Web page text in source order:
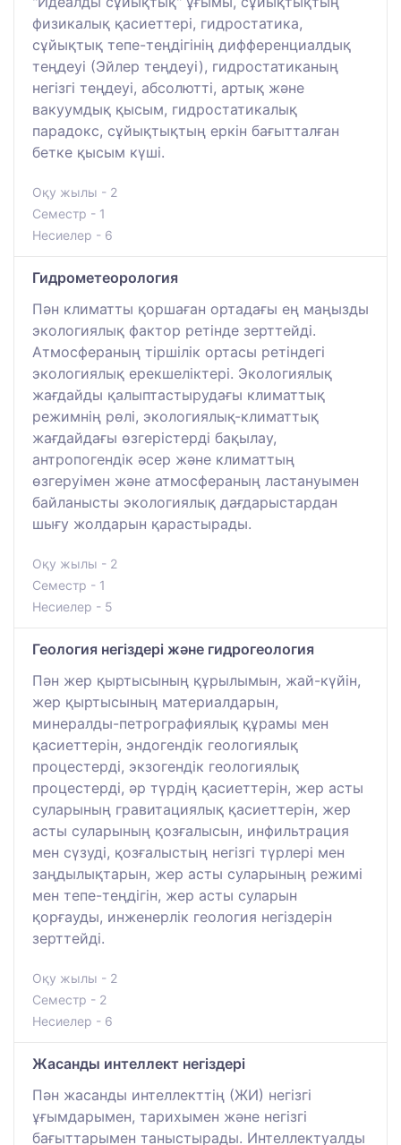
физикалық қасиеттері, гидростатика,
сұйықтық тепе-теңдігінің дифференциалдық
теңдеуі (Эйлер теңдеуі), гидростатиканың
негізгі теңдеуі, абсолютті, артық және
вакуумдық қысым, гидростатикалық
парадокс, сұйықтықтың еркін бағытталған
бетке қысым күші.
Оқу жылы - 2
Семестр - 1
Несиелер - 6
Гидрометеорология
Пән климатты қоршаған ортадағы ең маңызды
экологиялық фактор ретінде зерттейді.
Атмосфераның тіршілік ортасы ретіндегі
экологиялық ерекшеліктері. Экологиялық
жағдайды қалыптастырудағы климаттық
режимнің рөлі, экологиялық-климаттық
жағдайдағы өзгерістерді бақылау,
антропогендік әсер және климаттың
өзгеруімен және атмосфераның ластануымен
байланысты экологиялық дағдарыстардан
шығу жолдарын қарастырады.
Оқу жылы - 2
Семестр - 1
Несиелер - 5
Геология негіздері және гидрогеология
Пән жер қыртысының құрылымын, жай-күйін,
жер қыртысының материалдарын,
минералды-петрографиялық құрамы мен
қасиеттерін, эндогендік геологиялық
процестерді, экзогендік геологиялық
процестерді, әр түрдің қасиеттерін, жер асты
суларының гравитациялық қасиеттерін, жер
асты суларының қозғалысын, инфильтрация
мен сүзуді, қозғалыстың негізгі түрлері мен
заңдылықтарын, жер асты суларының режимі
мен тепе-теңдігін, жер асты суларын
қорғауды, инженерлік геология негіздерін
зерттейді.
Оқу жылы - 2
Семестр - 2
Несиелер - 6
Жасанды интеллект негіздері
Пән жасанды интеллекттің (ЖИ) негізгі
ұғымдарымен, тарихымен және негізгі
бағыттарымен таныстырады. Интеллектуалды